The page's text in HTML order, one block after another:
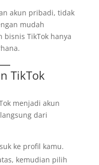
akun pribadi, tidak
mudah
bisnis TikTok hanya
TikTok
menjadi akun
dari
ke profil kamu.
kemudian pilih